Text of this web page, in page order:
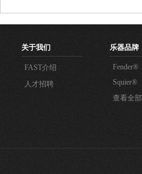
关于我们
FAST介绍
人才招聘
乐器品牌
Fender®
Squier®
查看全部